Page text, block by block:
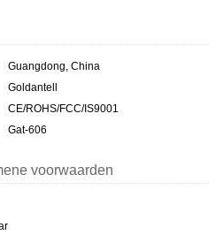
Guangdong, China
Goldantell
CE/ROHS/FCC/IS9001
Gat-606
voorwaarden